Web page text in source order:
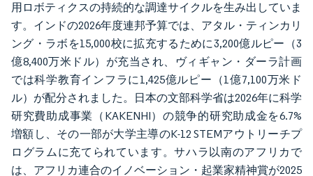
用ロボティクスの持続的な調達サイクルを生み出していま
す。インドの2026年度連邦予算では、アタル・ティンカリ
ング・ラボを15,000校に拡充するために3,200億ルピー（3
億8,400万米ドル）が充当され、ヴィギャン・ダーラ計画
では科学教育インフラに1,425億ルピー（1億7,100万米ド
ル）が配分されました。日本の文部科学省は2026年に科学
研究費助成事業（KAKENHI）の競争的研究助成金を6.7%
増額し、その一部が大学主導のK-12 STEMアウトリーチプ
ログラムに充てられています。サハラ以南のアフリカで
は、アフリカ連合のイノベーション・起業家精神賞が2025